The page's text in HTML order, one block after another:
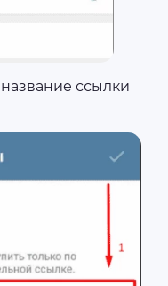
ссылки